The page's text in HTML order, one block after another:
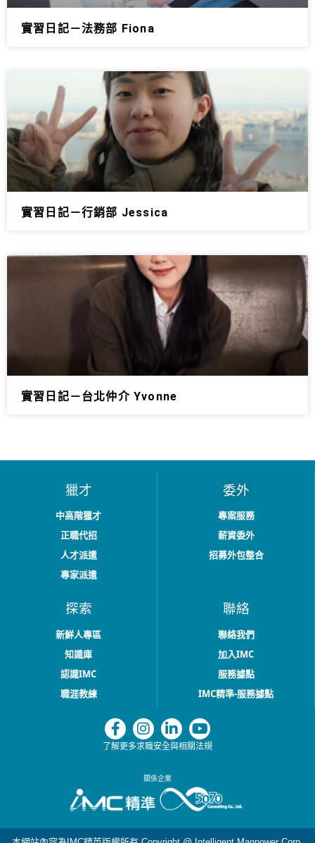
實習日記－法務部 Fiona
實習日記－行銷部 Jessica
實習日記－台北仲介 Yvonne
獵才
中高階獵才
正職代招
人才派遣
專家派遣
委外
專案服務
薪資委外
招募外包整合
探索
新鮮人專區
知識庫
認識IMC
職涯教練
聯絡
聯絡我們
加入IMC
服務據點
IMC精準-服務據點
了解更多求職安全與相關法規
關係企業